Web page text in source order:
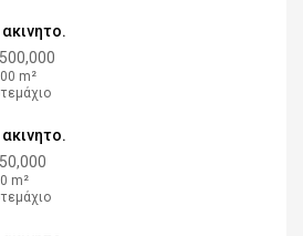
m²
m²